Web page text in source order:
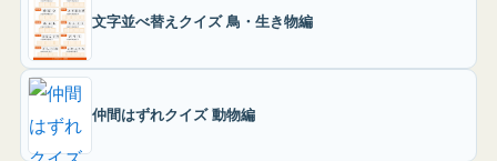
文字並べ替えクイズ 鳥・生き物編
仲間はずれクイズ 動物編